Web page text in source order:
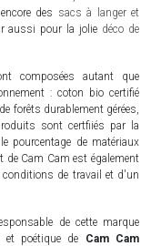
des sacs à langer et
aussi pour la jolie déco de
composées autant que
: coton bio certifié
forêts durablement gérées,
sont certfiiés par la
pourcentage de matériaux
Cam Cam est également
de travail et d'un
de cette marque
et poétique de Cam Cam